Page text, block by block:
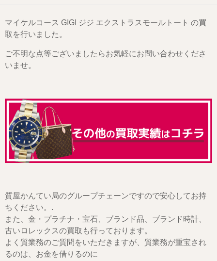
マイケルコース GIGI ジジ エクストラスモールトート の買
取を行いました。
ご不明な点等ございましたらお気軽にお問い合わせくださ
いませ。
質屋かんてい局のグループチェーンですので安心してお持
ちください。.
また、金・プラチナ・宝石、ブランド品、ブランド時計、
古いロレックスの買取も行っております。
よく質業務のご質問をいただきますが、質業務が重宝され
るのは、お金を借りるのに